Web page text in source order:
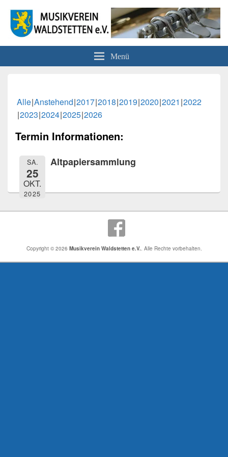
Musikverein Waldstetten e.V.
Menü
Alle Anstehend 2017 2018 2019 2020 2021 2022
2023 2024 2025 2026
Termin Informationen:
SA.
25
OKT.
2025
Altpapiersammlung
Copyright © 2026 Musikverein Waldstetten e.V.. Alle Rechte vorbehalten.